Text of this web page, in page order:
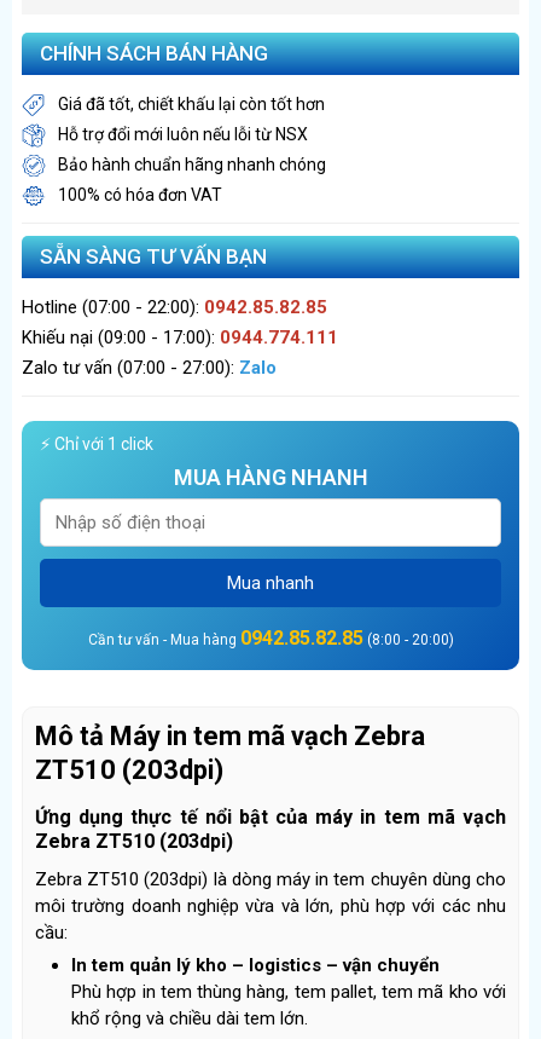
CHÍNH SÁCH BÁN HÀNG
Giá đã tốt, chiết khấu lại còn tốt hơn
Hỗ trợ đổi mới luôn nếu lỗi từ NSX
Bảo hành chuẩn hãng nhanh chóng
100% có hóa đơn VAT
SẴN SÀNG TƯ VẤN BẠN
Hotline (07:00 - 22:00): 0942.85.82.85
Khiếu nại (09:00 - 17:00): 0944.774.111
Zalo tư vấn (07:00 - 27:00): Zalo
⚡ Chỉ với 1 click
MUA HÀNG NHANH
Mua nhanh
Cần tư vấn - Mua hàng 0942.85.82.85(8:00 - 20:00)
Mô tả Máy in tem mã vạch Zebra
ZT510 (203dpi)
Ứng dụng thực tế nổi bật của máy in tem mã vạch
Zebra ZT510 (203dpi)
Zebra ZT510 (203dpi) là dòng máy in tem chuyên dùng cho
môi trường doanh nghiệp vừa và lớn, phù hợp với các nhu
cầu:
In tem quản lý kho – logistics – vận chuyển
Phù hợp in tem thùng hàng, tem pallet, tem mã kho với
khổ rộng và chiều dài tem lớn.